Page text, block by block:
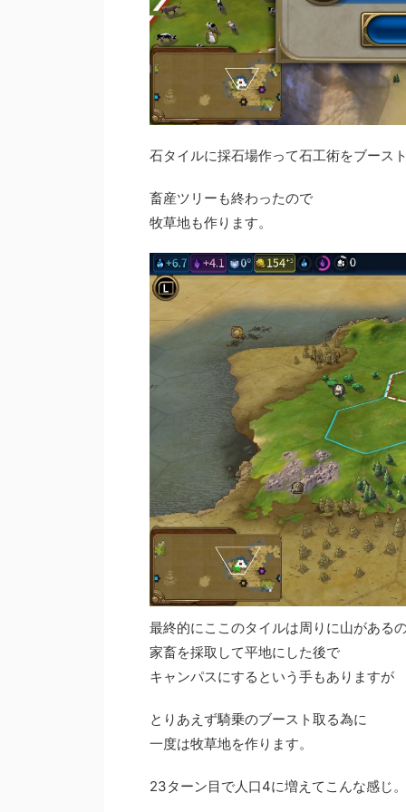
石タイルに採石場作って石工術をブース
畜産ツリーも終わったので
牧草地も作ります。
最終的にここのタイルは周りに山がある
家畜を採取して平地にした後で
キャンパスにするという手もありますが
とりあえず騎乗のブースト取る為に
一度は牧草地を作ります。
23ターン目で人口4に増えてこんな感じ。